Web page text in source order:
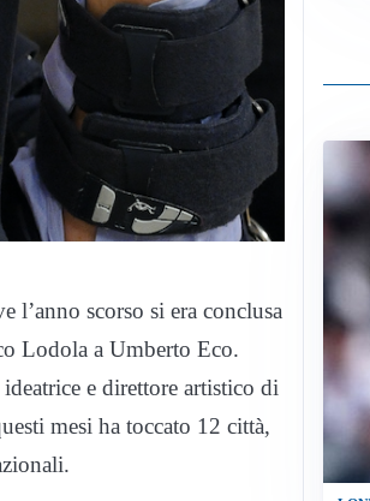
scorso si era conclusa
Lodola a Umberto Eco.
ideatrice e direttore artistico di
mesi ha toccato 12 città,